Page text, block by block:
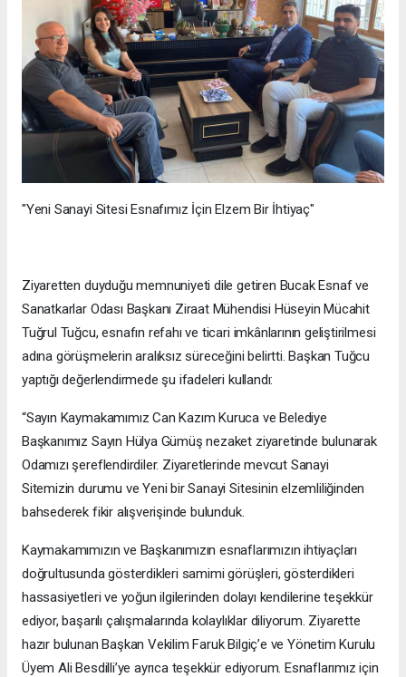
"Yeni Sanayi Sitesi Esnafımız İçin Elzem Bir İhtiyaç"
Ziyaretten duyduğu memnuniyeti dile getiren Bucak Esnaf ve
Sanatkarlar Odası Başkanı Ziraat Mühendisi Hüseyin Mücahit
Tuğrul Tuğcu, esnafın refahı ve ticari imkânlarının geliştirilmesi
adına görüşmelerin aralıksız süreceğini belirtti. Başkan Tuğcu
yaptığı değerlendirmede şu ifadeleri kullandı:
“Sayın Kaymakamımız Can Kazım Kuruca ve Belediye
Başkanımız Sayın Hülya Gümüş nezaket ziyaretinde bulunarak
Odamızı şereflendirdiler. Ziyaretlerinde mevcut Sanayi
Sitemizin durumu ve Yeni bir Sanayi Sitesinin elzemliliğinden
bahsederek fikir alışverişinde bulunduk.
Kaymakamımızın ve Başkanımızın esnaflarımızın ihtiyaçları
doğrultusunda gösterdikleri samimi görüşleri, gösterdikleri
hassasiyetleri ve yoğun ilgilerinden dolayı kendilerine teşekkür
ediyor, başarılı çalışmalarında kolaylıklar diliyorum. Ziyarette
hazır bulunan Başkan Vekilim Faruk Bilgiç’e ve Yönetim Kurulu
Üyem Ali Besdilli’ye ayrıca teşekkür ediyorum. Esnaflarımız için